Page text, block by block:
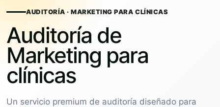
contentAUDITORÍA · MARKETING PARA CLÍNICAS
Auditoría de
Marketing para
clínicas
Un servicio premium de auditoría diseñado para